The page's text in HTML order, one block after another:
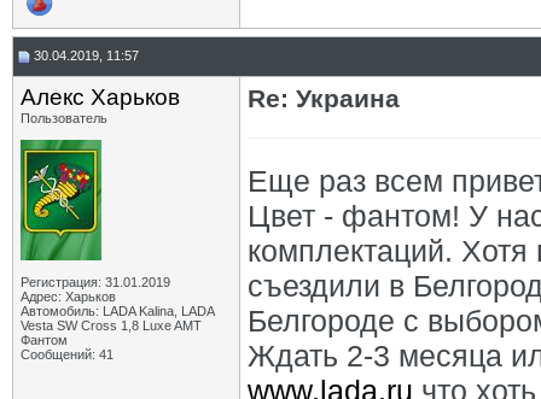
30.04.2019, 11:57
Алекс Харьков
Пользователь
Регистрация: 31.01.2019
Адрес: Харьков
Автомобиль: LADA Kalina, LADA
Vesta SW Cross 1,8 Luxe AMT
Фантом
Сообщений: 41
Re: Украина
Еще раз всем
Цвет - фантом! У
комплектаций. Хотя
съездили в
Белгороде с
Ждать 2-3 месяца
www.lada.ru что